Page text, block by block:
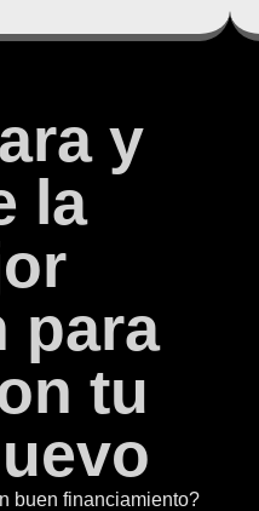
y
la
para
tu
buen financiamiento?